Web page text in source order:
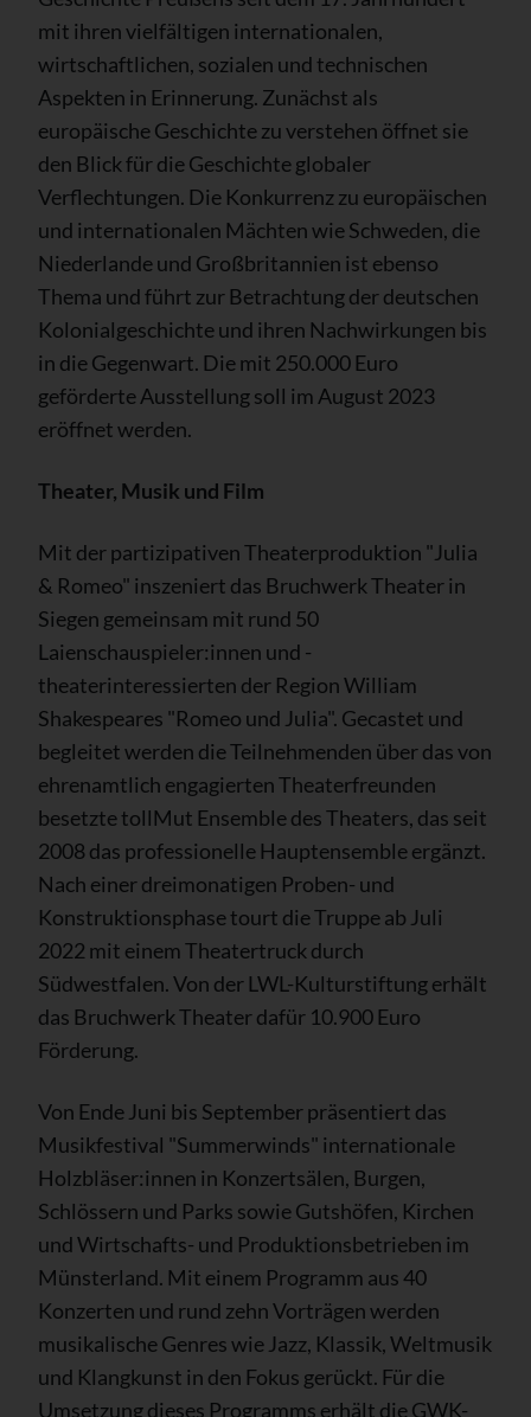
mit ihren vielfältigen internationalen,
wirtschaftlichen, sozialen und technischen
Aspekten in Erinnerung. Zunächst als
europäische Geschichte zu verstehen öffnet sie
den Blick für die Geschichte globaler
Verflechtungen. Die Konkurrenz zu europäischen
und internationalen Mächten wie Schweden, die
Niederlande und Großbritannien ist ebenso
Thema und führt zur Betrachtung der deutschen
Kolonialgeschichte und ihren Nachwirkungen bis
in die Gegenwart. Die mit 250.000 Euro
geförderte Ausstellung soll im August 2023
eröffnet werden.
Theater, Musik und Film
Mit der partizipativen Theaterproduktion "Julia
& Romeo" inszeniert das Bruchwerk Theater in
Siegen gemeinsam mit rund 50
Laienschauspieler:innen und -
theaterinteressierten der Region William
Shakespeares "Romeo und Julia". Gecastet und
begleitet werden die Teilnehmenden über das von
ehrenamtlich engagierten Theaterfreunden
besetzte tollMut Ensemble des Theaters, das seit
2008 das professionelle Hauptensemble ergänzt.
Nach einer dreimonatigen Proben- und
Konstruktionsphase tourt die Truppe ab Juli
2022 mit einem Theatertruck durch
Südwestfalen. Von der LWL-Kulturstiftung erhält
das Bruchwerk Theater dafür 10.900 Euro
Förderung.
Von Ende Juni bis September präsentiert das
Musikfestival "Summerwinds" internationale
Holzbläser:innen in Konzertsälen, Burgen,
Schlössern und Parks sowie Gutshöfen, Kirchen
und Wirtschafts- und Produktionsbetrieben im
Münsterland. Mit einem Programm aus 40
Konzerten und rund zehn Vorträgen werden
musikalische Genres wie Jazz, Klassik, Weltmusik
und Klangkunst in den Fokus gerückt. Für die
Umsetzung dieses Programms erhält die GWK-